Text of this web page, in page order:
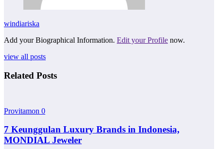
windiariska
Add your Biographical Information. Edit your Profile now.
view all posts
Related Posts
Provitamon 0
7 Keunggulan Luxury Brands in Indonesia,
MONDIAL Jeweler